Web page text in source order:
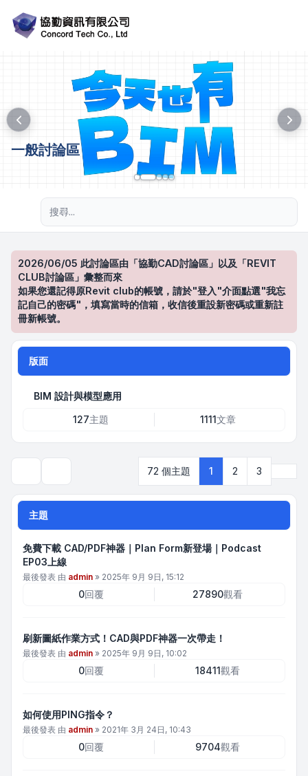
一般討論區
2026/06/05 此討論區由「協勤CAD討論區」以及「REVIT
CLUB討論區」彙整而來
如果您還記得原Revit club的帳號，請於"登入"介面點選"我忘
記自己的密碼"，填寫當時的信箱，收信後重設新密碼或重新註
冊新帳號。
版面
BIM 設計與模型應用
127主題 1111文章
72 個主題 1 2 3
主題
免費下載 CAD/PDF神器｜Plan Form新登場｜Podcast
EP03上線
最後發表 由 admin » 2025年 9月 9日, 15:12
0回覆 27890觀看
刷新圖紙作業方式！CAD與PDF神器一次帶走！
最後發表 由 admin » 2025年 9月 9日, 10:02
0回覆 18411觀看
如何使用PING指令？
最後發表 由 admin » 2021年 3月 24日, 10:43
0回覆 9704觀看